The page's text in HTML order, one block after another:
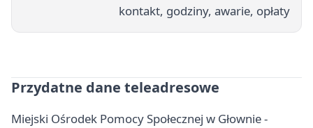
kontakt, godziny, awarie, opłaty
Przydatne dane teleadresowe
Miejski Ośrodek Pomocy Społecznej w Głownie -